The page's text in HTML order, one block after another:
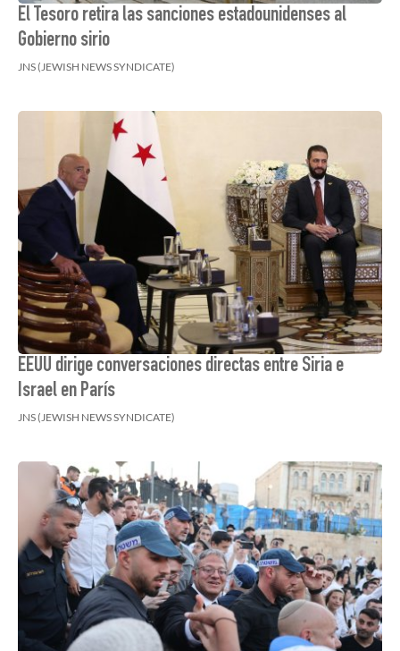
El Tesoro retira las sanciones estadounidenses al
Gobierno sirio
JNS (JEWISH NEWS SYNDICATE)
EEUU dirige conversaciones directas entre Siria e
Israel en París
JNS (JEWISH NEWS SYNDICATE)